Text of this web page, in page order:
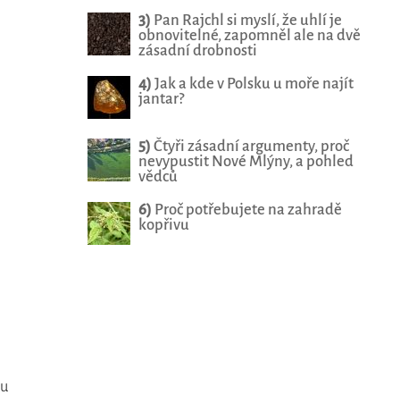
3) Pan Rajchl si myslí, že uhlí je
obnovitelné, zapomněl ale na dvě
zásadní drobnosti
4) Jak a kde v Polsku u moře najít
jantar?
5) Čtyři zásadní argumenty, proč
nevypustit Nové Mlýny, a pohled
vědců
6) Proč potřebujete na zahradě
kopřivu